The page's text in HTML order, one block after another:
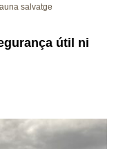
salvatge
útil ni